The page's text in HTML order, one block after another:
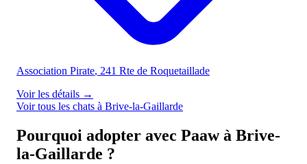
Association Pirate, 241 Rte de Roquetaillade
Voir les détails →
Voir tous les chats à Brive-la-Gaillarde
Pourquoi adopter avec Paaw à Brive-
la-Gaillarde ?